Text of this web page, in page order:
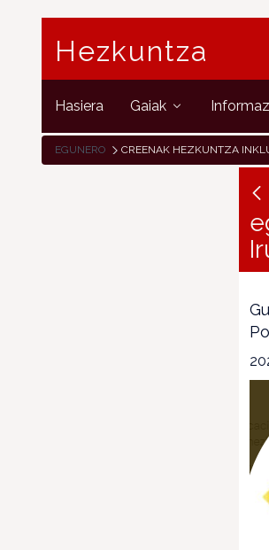
Hezkuntza
Hasiera Gaiak
EGUNERO CREENAK HEZKUNTZA INKLUSIBOKO EUROPAKO JARDUNBIDE EGOKIEN ADIBIDEAK AURKEZTUKO DITU